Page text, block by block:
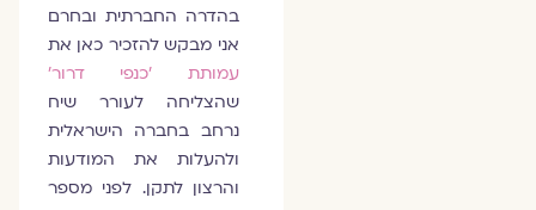
בהדרה החברתית ובחרם
אני מבקש להזכיר כאן את
עמותת 'כנפי דרור'
שהצליחה לעורר שיח
נרחב בחברה הישראלית
ולהעלות את המודעות
והרצון לתקן. לפני מספר